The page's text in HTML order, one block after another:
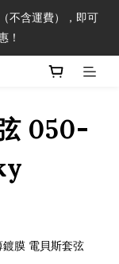
不含運費），即可
！
不含運費），即可
！
看更多折扣！
不含運費），即可
050-
膜 電貝斯套弦